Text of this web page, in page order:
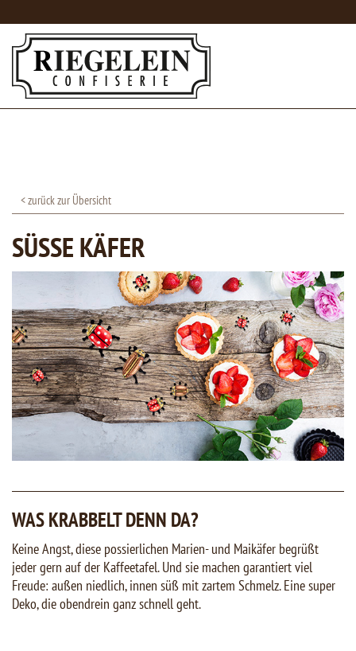
< zurück zur Übersicht
SÜSSE KÄFER
WAS KRABBELT DENN DA?
Keine Angst, diese possierlichen Marien- und Maikäfer begrüßt
jeder gern auf der Kaffeetafel. Und sie machen garantiert viel
Freude: außen niedlich, innen süß mit zartem Schmelz. Eine super
Deko, die obendrein ganz schnell geht.